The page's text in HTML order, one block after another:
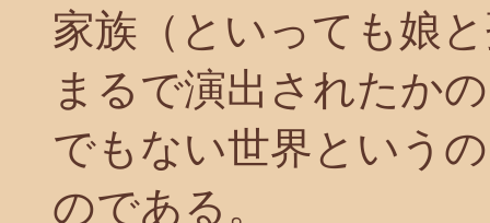
家族（といっても娘
まるで演出されたか
でもない世界という
のである。